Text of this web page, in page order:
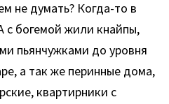
не думать? Когда-то в
с богемой жили кнайпы,
пьянчужками до уровня
а так же перинные дома,
квартирники с